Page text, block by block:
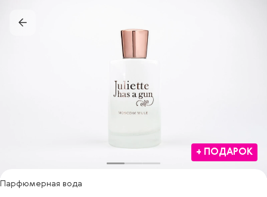
+ ПОДАРОК
Парфюмерная вода